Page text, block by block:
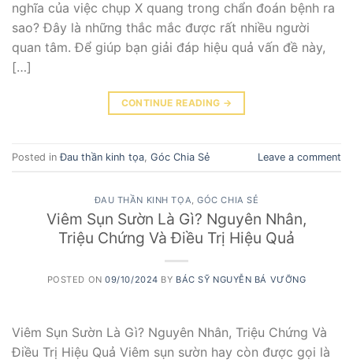
nghĩa của việc chụp X quang trong chẩn đoán bệnh ra
sao? Đây là những thắc mắc được rất nhiều người
quan tâm. Để giúp bạn giải đáp hiệu quả vấn đề này,
[…]
CONTINUE READING →
Posted inĐau thần kinh tọa Góc Chia Sẻ Leave a comment
ĐAU THẦN KINH TỌA,GÓC CHIA SẺ
Viêm Sụn Sườn Là Gì? Nguyên Nhân,
Triệu Chứng Và Điều Trị Hiệu Quả
POSTED ON09/10/2024 BY BÁC SỸ NGUYỄN BÁ VƯỠNG
Viêm Sụn Sườn Là Gì? Nguyên Nhân, Triệu Chứng Và
Điều Trị Hiệu Quả Viêm sụn sườn hay còn được gọi là